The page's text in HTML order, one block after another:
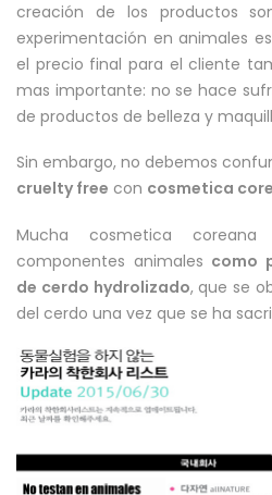
creación de los productos
experimentación en animales
el precio final para el cliente
mas importante: no se hace
de productos de belleza y
Sin embargo, no debemos
cruelty free con cosmetica
Mucha cosmetica
componentes animales como
de cerdo hydrolizado, que se
del cerdo una vez que se ha